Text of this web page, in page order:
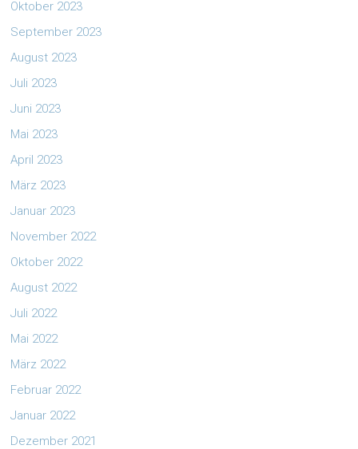
Oktober 2023
September 2023
August 2023
Juli 2023
Juni 2023
Mai 2023
April 2023
März 2023
Januar 2023
November 2022
Oktober 2022
August 2022
Juli 2022
Mai 2022
März 2022
Februar 2022
Januar 2022
Dezember 2021